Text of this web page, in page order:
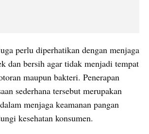
perlu diperhatikan dengan menjaga
dan bersih agar tidak menjadi tempat
maupun bakteri. Penerapan
sederhana tersebut merupakan
menjaga keamanan pangan
kesehatan konsumen.